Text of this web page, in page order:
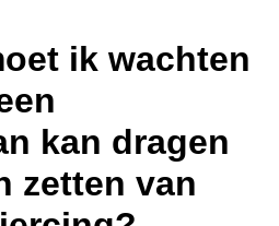
ik wachten
kan dragen
zetten van